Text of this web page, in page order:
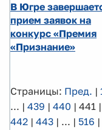
В Югре
прием заявок на
конкурс «Премия
«Признание»
Страницы: Пред. |
... | 439 | 440 | 441 |
442 | 443 | ... | 516 |